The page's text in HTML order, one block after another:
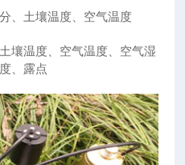
、土壤温度、空气温度
壤温度、空气温度、空气湿
度、露点